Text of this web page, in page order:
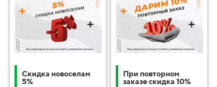
Скидка новоселам
5%
При повторном
заказе скидка 10%